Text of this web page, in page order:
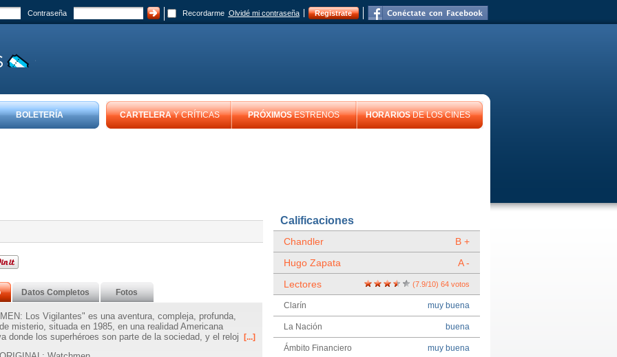
Contraseña Recordarme Olvidé mi contraseña Registrate
BOLETERÍA CARTELERAY CRÍTICAS PRÓXIMOSESTRENOS HORARIOSDE LOS CINES
Datos Completos Fotos
Los Vigilantes" es una aventura, compleja, profunda,
misterio, situada en 1985, en una realidad Americana
donde los superhéroes son parte de la sociedad, y el reloj
[...]
Calificaciones
Chandler
B +
Hugo Zapata
A -
Lectores
(7.9/10) 64votos
Clarín muy buena
La Nación buena
Ámbito Financiero muy buena